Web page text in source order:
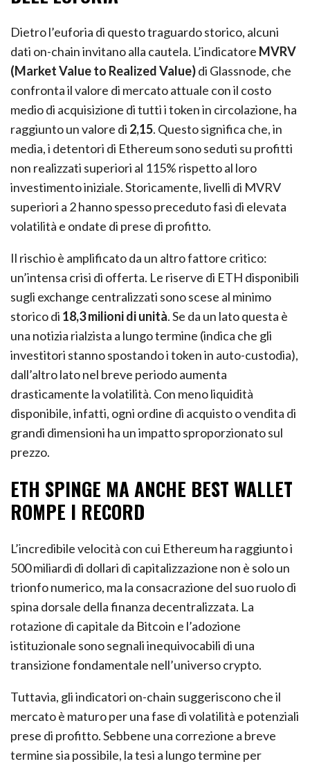
Dietro l’euforia di questo traguardo storico, alcuni
dati on-chain invitano alla cautela. L’indicatore MVRV
(Market Value to Realized Value)di Glassnode, che
confronta il valore di mercato attuale con il costo
medio di acquisizione di tutti i token in circolazione, ha
raggiunto un valore di 2,15. Questo significa che, in
media, i detentori di Ethereum sono seduti su profitti
non realizzati superiori al 115% rispetto al loro
investimento iniziale. Storicamente, livelli di MVRV
superiori a 2 hanno spesso preceduto fasi di elevata
volatilità e ondate di prese di profitto.
Il rischio è amplificato da un altro fattore critico:
un’intensa crisi di offerta. Le riserve di ETH disponibili
sugli exchange centralizzati sono scese al minimo
storico di 18,3 milioni di unità. Se da un lato questa è
una notizia rialzista a lungo termine (indica che gli
investitori stanno spostando i token in auto-custodia),
dall’altro lato nel breve periodo aumenta
drasticamente la volatilità. Con meno liquidità
disponibile, infatti, ogni ordine di acquisto o vendita di
grandi dimensioni ha un impatto sproporzionato sul
prezzo.
ETH SPINGE MA ANCHE BEST WALLET
ROMPE I RECORD
L’incredibile velocità con cui Ethereum ha raggiunto i
500 miliardi di dollari di capitalizzazione non è solo un
trionfo numerico, ma la consacrazione del suo ruolo di
spina dorsale della finanza decentralizzata. La
rotazione di capitale da Bitcoin e l’adozione
istituzionale sono segnali inequivocabili di una
transizione fondamentale nell’universo crypto.
Tuttavia, gli indicatori on-chain suggeriscono che il
mercato è maturo per una fase di volatilità e potenziali
prese di profitto. Sebbene una correzione a breve
termine sia possibile, la tesi a lungo termine per